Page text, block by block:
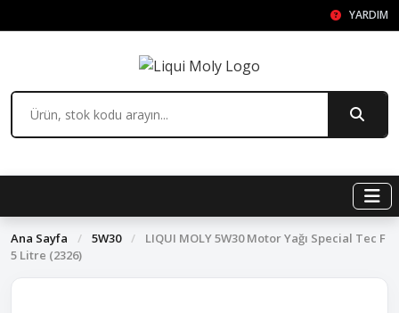
YARDIM
Ana Sayfa / 5W30 /
LIQUI MOLY 5W30 Motor Yağı Special Tec F
5 Litre (2326)